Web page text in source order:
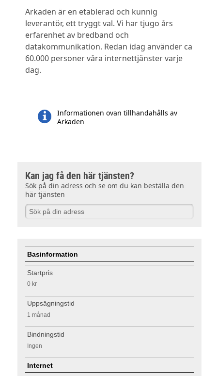
Arkaden är en etablerad och kunnig
leverantör, ett tryggt val. Vi har tjugo års
erfarenhet av bredband och
datakommunikation. Redan idag använder ca
60.000 personer våra internettjänster varje
dag.
Informationen ovan tillhandahålls av
Arkaden
Kan jag få den här tjänsten?
Sök på din adress och se om du kan beställa den
här tjänsten
Basinformation
Startpris
0 kr
Uppsägningstid
1 månad
Bindningstid
Ingen
Internet